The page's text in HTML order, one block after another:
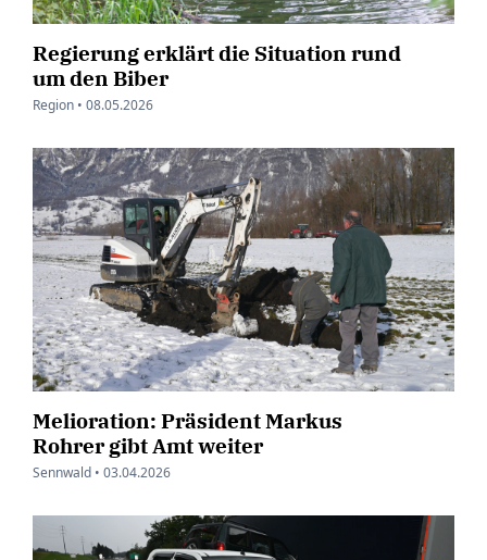
Regierung erklärt die Situation rund
um den Biber
Region • 08.05.2026
Melioration: Präsident Markus
Rohrer gibt Amt weiter
Sennwald • 03.04.2026